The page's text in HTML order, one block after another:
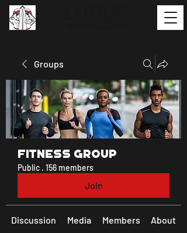
Groups
Fitness Group
Public · 156 members
Join
Discussion Media Members About